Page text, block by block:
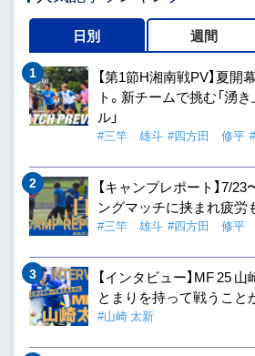
日別 週間
【第1節H湘南戦PV】夏
ト。新チームで挑む「湧
ル」
#三竿 雄斗 #四方田 修平
【キャンプレポート】7/
ングマッチに挟まれ疲労
#三竿 雄斗 #四方田 修平
【インタビュー】MF 25
とまりを持って戦うこと
#山崎 太新